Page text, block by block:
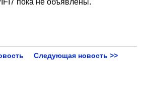
Следующая новость >>